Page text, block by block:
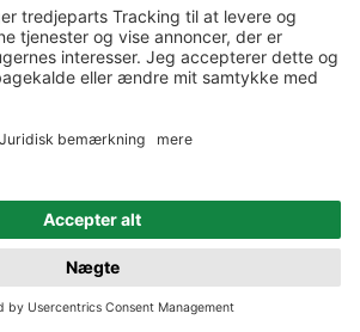
Kundeservice:
Vinhandler
i år 2022
Tilbage